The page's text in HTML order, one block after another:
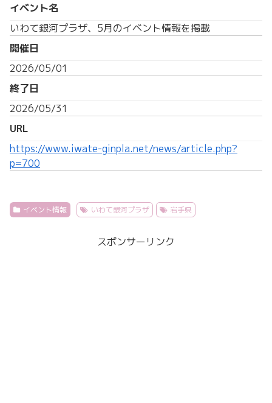
イベント名
いわて銀河プラザ、5月のイベント情報を掲載
開催日
2026/05/01
終了日
2026/05/31
URL
https://www.iwate-ginpla.net/news/article.php?
p=700
イベント情報 いわて銀河プラザ 岩手県
スポンサーリンク